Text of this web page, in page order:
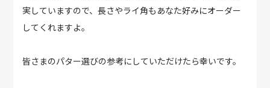
実していますので、長さやライ角もあなた好みにオーダー
してくれますよ。
皆さまのパター選びの参考にしていただけたら幸いです。